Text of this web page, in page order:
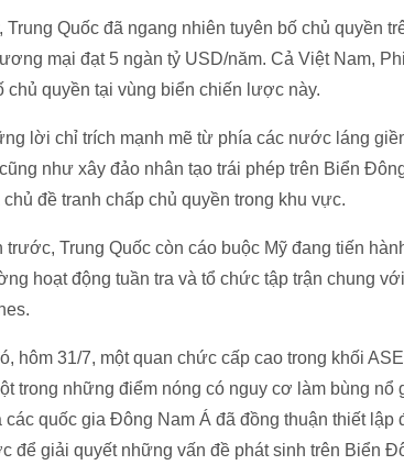
Trung Quốc đã ngang nhiên tuyên bố chủ quyền
mại đạt 5 ngàn tỷ USD/năm. Cả Việt Nam,
chủ quyền tại vùng biển chiến lược này.
lời chỉ trích mạnh mẽ từ phía các nước láng
như xây đảo nhân tạo trái phép trên Biển
chủ đề tranh chấp chủ quyền trong khu vực.
trước, Trung Quốc còn cáo buộc Mỹ đang tiến
hoạt động tuần tra và tổ chức tập trận chung
hôm 31/7, một quan chức cấp cao trong khối
trong những điểm nóng có nguy cơ làm bùng
các quốc gia Đông Nam Á đã đồng thuận thiết
để giải quyết những vấn đề phát sinh trên Biển